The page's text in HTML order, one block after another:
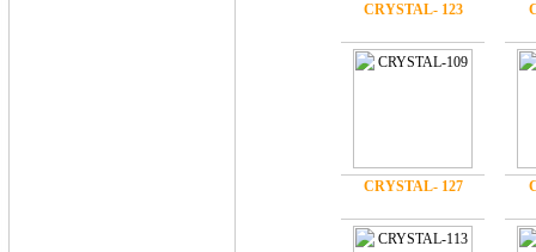
CRYSTAL- 123
CRYSTAL- 127